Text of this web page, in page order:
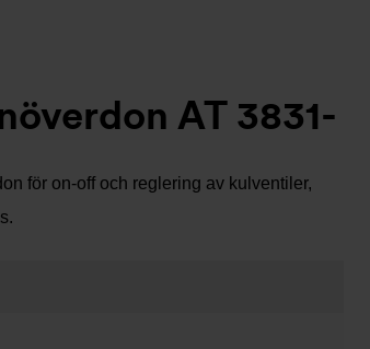
AT 3831-
för on-off och reglering av kulventiler,